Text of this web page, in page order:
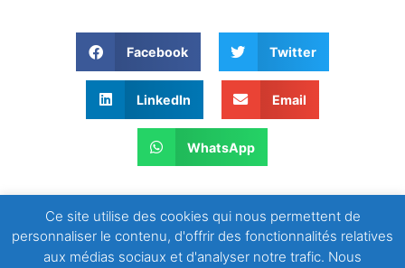
Facebook Twitter
LinkedIn Email
WhatsApp
Ce site utilise des cookies qui nous permettent de
personnaliser le contenu, d'offrir des fonctionnalités relatives
aux médias sociaux et d'analyser notre trafic. Nous